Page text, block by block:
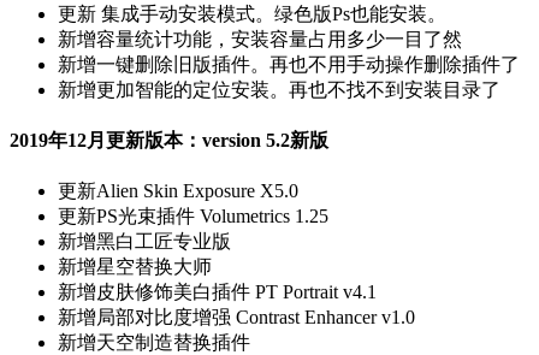
更新 集成手动安装模式。绿色版Ps也能安装。
新增容量统计功能，安装容量占用多少一目了然
新增一键删除旧版插件。再也不用手动操作删除插件了
新增更加智能的定位安装。再也不找不到安装目录了
2019年12月更新版本：version 5.2新版
更新Alien Skin Exposure X5.0
更新PS光束插件 Volumetrics 1.25
新增黑白工匠专业版
新增星空替换大师
新增皮肤修饰美白插件 PT Portrait v4.1
新增局部对比度增强 Contrast Enhancer v1.0
新增天空制造替换插件